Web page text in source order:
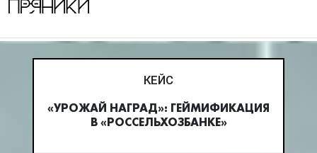
КЕЙС
«УРОЖАЙ НАГРАД»: ГЕЙМИФИКАЦИЯ
В «РОССЕЛЬХОЗБАНКЕ»